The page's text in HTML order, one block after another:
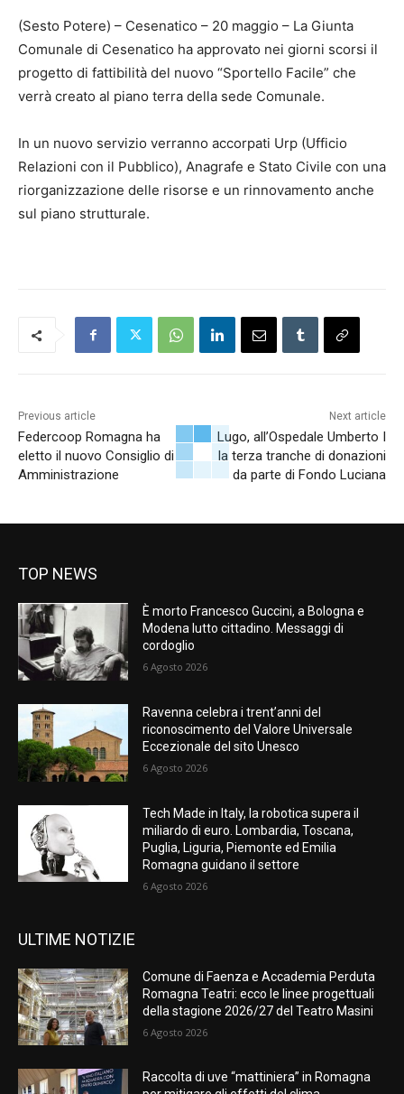
(Sesto Potere) – Cesenatico – 20 maggio – La Giunta
Comunale di Cesenatico ha approvato nei giorni scorsi il
progetto di fattibilità del nuovo “Sportello Facile” che
verrà creato al piano terra della sede Comunale.
In un nuovo servizio verranno accorpati Urp (Ufficio
Relazioni con il Pubblico), Anagrafe e Stato Civile con una
riorganizzazione delle risorse e un rinnovamento anche
sul piano strutturale.
Previous article
Federcoop Romagna ha
eletto il nuovo Consiglio di
Amministrazione
Next article
Lugo, all’Ospedale Umberto I
la terza tranche di donazioni
da parte di Fondo Luciana
TOP NEWS
È morto Francesco Guccini, a Bologna e
Modena lutto cittadino. Messaggi di
cordoglio
6 Agosto 2026
Ravenna celebra i trent’anni del
riconoscimento del Valore Universale
Eccezionale del sito Unesco
6 Agosto 2026
Tech Made in Italy, la robotica supera il
miliardo di euro. Lombardia, Toscana,
Puglia, Liguria, Piemonte ed Emilia
Romagna guidano il settore
6 Agosto 2026
ULTIME NOTIZIE
Comune di Faenza e Accademia Perduta
Romagna Teatri: ecco le linee progettuali
della stagione 2026/27 del Teatro Masini
6 Agosto 2026
Raccolta di uve “mattiniera” in Romagna